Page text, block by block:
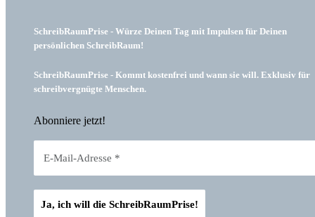
SchreibRaumPrise - Würze Deinen Tag mit Impulsen für Deinen
persönlichen SchreibRaum!
SchreibRaumPrise - Kommt kostenfrei und wann sie will. Exklusiv für
schreibvergnügte Menschen.
Abonniere jetzt!